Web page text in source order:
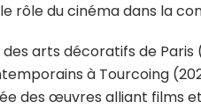
rôle du cinéma dans la
arts décoratifs de
à Tourcoing
des œuvres alliant films